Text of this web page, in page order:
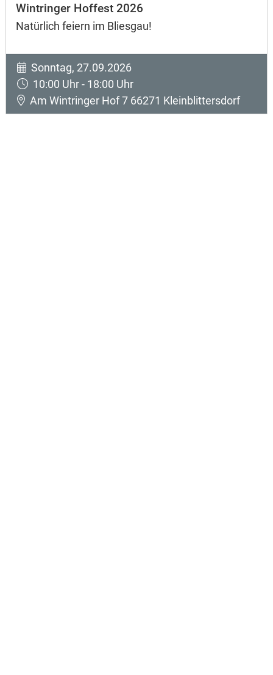
Wintringer Hoffest 2026
Natürlich feiern im Bliesgau!
Sonntag, 27.09.2026
10:00 Uhr - 18:00 Uhr
Am Wintringer Hof 7 66271 Kleinblittersdorf